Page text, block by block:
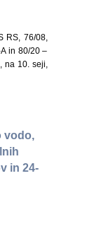
RS, 76/08,
in 80/20 –
na 10. seji,
vodo,
in 24-